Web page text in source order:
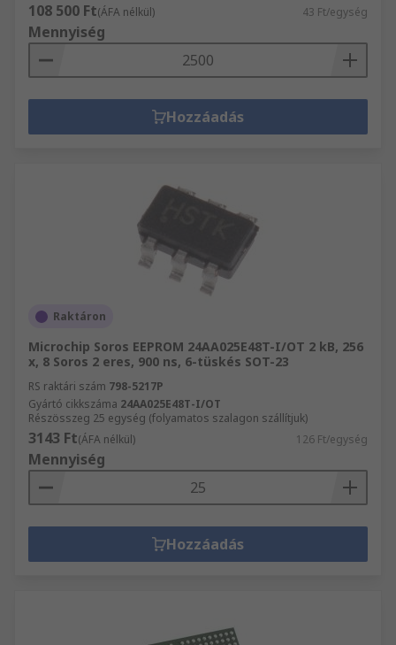
108 500 Ft(ÁFA nélkül) 43 Ft/egység
Mennyiség
Hozzáadás
Raktáron
Microchip Soros EEPROM 24AA025E48T-I/OT 2 kB, 256
x, 8 Soros 2 eres, 900 ns, 6-tüskés SOT-23
RS raktári szám 798-5217P
Gyártó cikkszáma 24AA025E48T-I/OT
Részösszeg 25 egység (folyamatos szalagon szállítjuk)
3143 Ft(ÁFA nélkül) 126 Ft/egység
Mennyiség
Hozzáadás